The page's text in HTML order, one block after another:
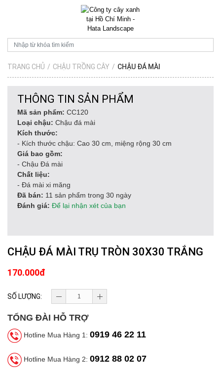
TRANG CHỦ / CHẬU TRỒNG CÂY / CHẬU ĐÁ MÀI
THÔNG TIN SẢN PHẨM
Mã sản phẩm: CC120
Loại chậu: Chậu đá mài
Kích thước:
- Kích thước chậu: Cao 30 cm, miệng rộng 30 cm
Giá bao gồm:
- Chậu Đá mài
Chất liệu:
- Đá mài xi măng
Đã bán: 11 sản phẩm trong 30 ngày
Đánh giá: Để lại nhận xét của bạn
CHẬU ĐÁ MÀI TRỤ TRÒN 30X30 TRẮNG
170.000đ
SỐ LƯỢNG:
TỔNG ĐÀI HỖ TRỢ
Hotline Mua Hàng 1: 0919 46 22 11
Hotline Mua Hàng 2: 0912 88 02 07